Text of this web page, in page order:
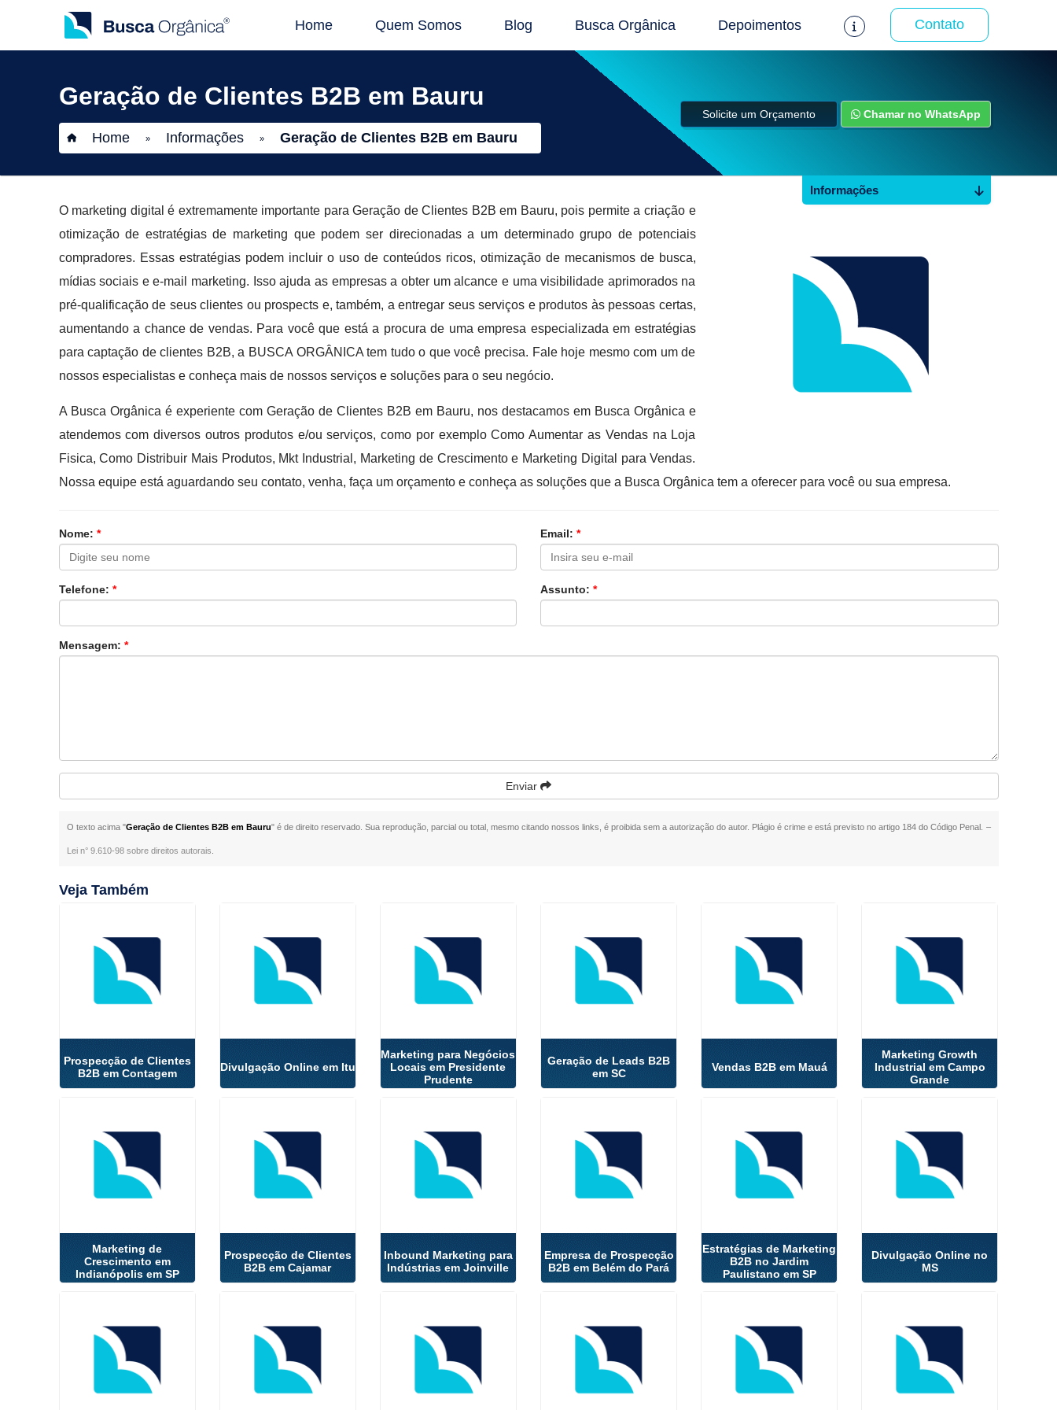
Home Quem Somos Blog Busca Orgânica Depoimentos Contato
Geração de Clientes B2B em Bauru
Home » Informações » Geração de Clientes B2B em Bauru
Solicite um Orçamento Chamar no WhatsApp
O marketing digital é extremamente importante para Geração de Clientes B2B em Bauru, pois permite a criação e
otimização de estratégias de marketing que podem ser direcionadas a um determinado grupo de potenciais
compradores. Essas estratégias podem incluir o uso de conteúdos ricos, otimização de mecanismos de busca,
mídias sociais e e-mail marketing. Isso ajuda as empresas a obter um alcance e uma visibilidade aprimorados na
pré-qualificação de seus clientes ou prospects e, também, a entregar seus serviços e produtos às pessoas certas,
aumentando a chance de vendas. Para você que está a procura de uma empresa especializada em estratégias
para captação de clientes B2B, a BUSCA ORGÂNICA tem tudo o que você precisa. Fale hoje mesmo com um de
nossos especialistas e conheça mais de nossos serviços e soluções para o seu negócio.
A Busca Orgânica é experiente com Geração de Clientes B2B em Bauru, nos destacamos em Busca Orgânica e
atendemos com diversos outros produtos e/ou serviços, como por exemplo Como Aumentar as Vendas na Loja
Fisica, Como Distribuir Mais Produtos, Mkt Industrial, Marketing de Crescimento e Marketing Digital para Vendas.
Nossa equipe está aguardando seu contato, venha, faça um orçamento e conheça as soluções que a Busca Orgânica tem a oferecer para você ou sua empresa.
Nome: * Email: *
Telefone: * Assunto: *
Mensagem: *
Enviar
O texto acima "Geração de Clientes B2B em Bauru" é de direito reservado. Sua reprodução, parcial ou total, mesmo citando nossos links, é proibida sem a autorização do autor. Plágio é crime e está previsto no artigo 184 do Código Penal. –
Lei n° 9.610-98 sobre direitos autorais
Informações
Veja Também
Prospecção de Clientes
B2B em Contagem
Divulgação Online em Itu
Marketing para Negócios
Locais em Presidente
Prudente
Geração de Leads B2B
em SC
Vendas B2B em Mauá
Marketing Growth
Industrial em Campo
Grande
Marketing de
Crescimento em
Indianópolis em SP
Prospecção de Clientes
B2B em Cajamar
Inbound Marketing para
Indústrias em Joinville
Empresa de Prospecção
B2B em Belém do Pará
Estratégias de Marketing
B2B no Jardim
Paulistano em SP
Divulgação Online no
MS